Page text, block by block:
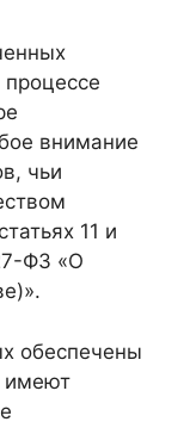
внимание
чьи
11 и
ФЗ «О
обеспечены
имеют